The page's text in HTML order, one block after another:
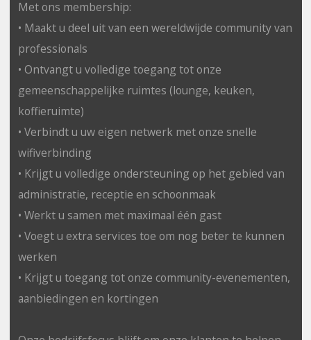
Met ons membership:
• Maakt u deel uit van een wereldwijde community van
professionals
• Ontvangt u volledige toegang tot onze
gemeenschappelijke ruimtes (lounge, keuken,
koffieruimte)
• Verbindt u uw eigen netwerk met onze snelle
wifiverbinding
• Krijgt u volledige ondersteuning op het gebied van
administratie, receptie en schoonmaak
• Werkt u samen met maximaal één gast
• Voegt u extra services toe om nog beter te kunnen
werken
• Krijgt u toegang tot onze community-evenementen,
aanbiedingen en kortingen